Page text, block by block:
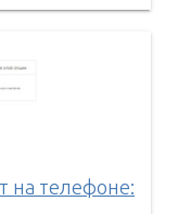
на телефоне: